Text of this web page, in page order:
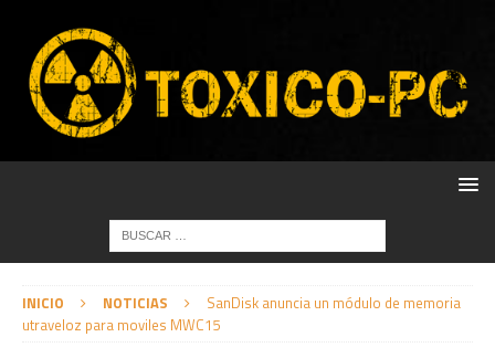
INICIO NOTICIAS
SanDisk anuncia un módulo de memoria
utraveloz para moviles MWC15